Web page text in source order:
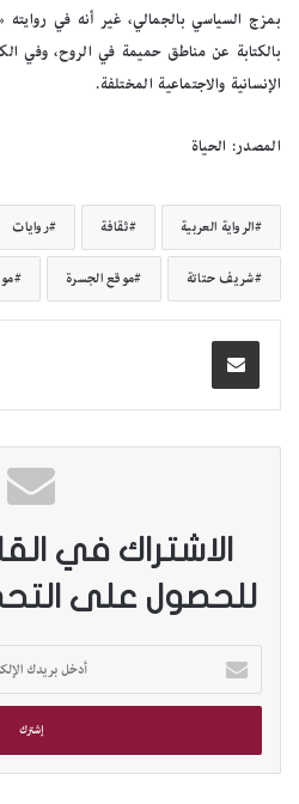
بمزج السياسي بالجمالي، غير أنه في
بالكتابة عن مناطق حميمة في الروح، وفي
الإنسانية والاجتماعية المختلفة.
المصدر: الحياة
الرواية العربية ثقافة روايات
شريف حتاتة موقع الجسرة
الاشتراك في
للحصول على
خ
ب